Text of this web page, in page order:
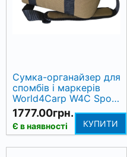
Сумка-органайзер для
спомбів і маркерів
World4Carp W4C Spod
& Marker Bag, койот
(coyote)
1777.00грн.
Є в наявності КУПИТИ